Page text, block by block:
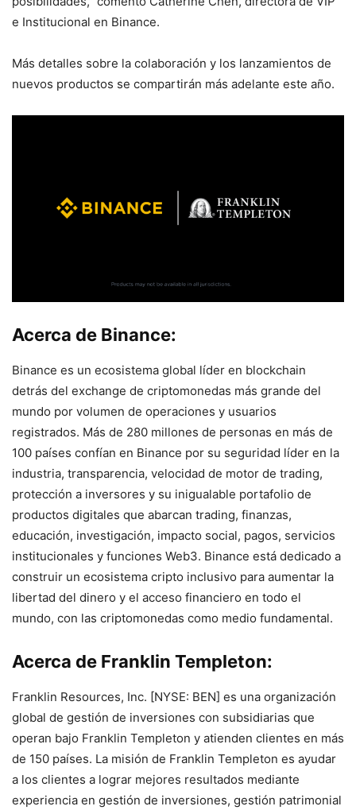
e Institucional en Binance.
Más detalles sobre la colaboración y los lanzamientos de
nuevos productos se compartirán más adelante este año.
Acerca de Binance:
Binance es un ecosistema global líder en blockchain
detrás del exchange de criptomonedas más grande del
mundo por volumen de operaciones y usuarios
registrados. Más de 280 millones de personas en más de
100 países confían en Binance por su seguridad líder en la
industria, transparencia, velocidad de motor de trading,
protección a inversores y su inigualable portafolio de
productos digitales que abarcan trading, finanzas,
educación, investigación, impacto social, pagos, servicios
institucionales y funciones Web3. Binance está dedicado a
construir un ecosistema cripto inclusivo para aumentar la
libertad del dinero y el acceso financiero en todo el
mundo, con las criptomonedas como medio fundamental.
Acerca de Franklin Templeton:
Franklin Resources, Inc. [NYSE: BEN] es una organización
global de gestión de inversiones con subsidiarias que
operan bajo Franklin Templeton y atienden clientes en más
de 150 países. La misión de Franklin Templeton es ayudar
a los clientes a lograr mejores resultados mediante
experiencia en gestión de inversiones, gestión patrimonial